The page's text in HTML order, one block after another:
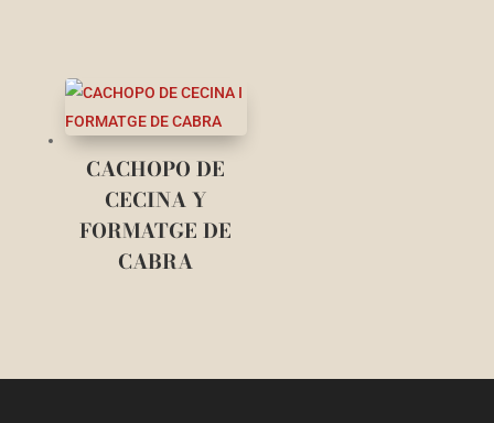
CACHOPO DE
CECINA Y
FORMATGE DE
CABRA